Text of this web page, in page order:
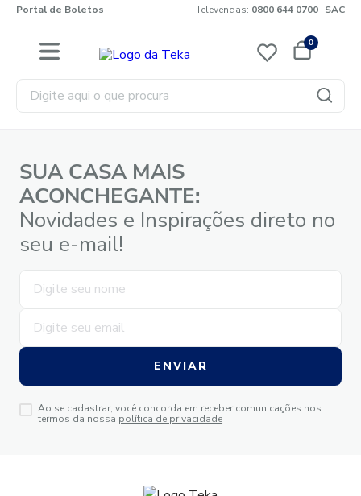
Portal de Boletos Televendas: 0800 644 0700 SAC
0
Digite aqui o que procura
SUA CASA MAIS
ACONCHEGANTE:
Novidades e Inspirações direto no
seu e-mail!
ENVIAR
Ao se cadastrar, você concorda em receber comunicações nos
termos da nossa política de privacidade